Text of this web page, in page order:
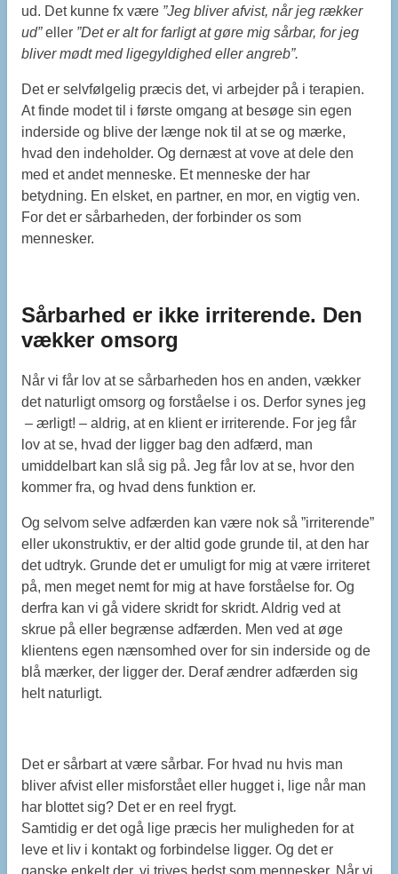
ud. Det kunne fx være ”Jeg bliver afvist, når jeg rækker
ud”eller ”Det er alt for farligt at gøre mig sårbar, for jeg
bliver mødt med ligegyldighed eller angreb”.
Det er selvfølgelig præcis det, vi arbejder på i terapien.
At finde modet til i første omgang at besøge sin egen
inderside og blive der længe nok til at se og mærke,
hvad den indeholder. Og dernæst at vove at dele den
med et andet menneske. Et menneske der har
betydning. En elsket, en partner, en mor, en vigtig ven.
For det er sårbarheden, der forbinder os som
mennesker.
Sårbarhed er ikke irriterende. Den
vækker omsorg
Når vi får lov at se sårbarheden hos en anden, vækker
det naturligt omsorg og forståelse i os. Derfor synes jeg
– ærligt! – aldrig, at en klient er irriterende. For jeg får
lov at se, hvad der ligger bag den adfærd, man
umiddelbart kan slå sig på. Jeg får lov at se, hvor den
kommer fra, og hvad dens funktion er.
Og selvom selve adfærden kan være nok så ”irriterende”
eller ukonstruktiv, er der altid gode grunde til, at den har
det udtryk. Grunde det er umuligt for mig at være irriteret
på, men meget nemt for mig at have forståelse for. Og
derfra kan vi gå videre skridt for skridt. Aldrig ved at
skrue på eller begrænse adfærden. Men ved at øge
klientens egen nænsomhed over for sin inderside og de
blå mærker, der ligger der. Deraf ændrer adfærden sig
helt naturligt.
Det er sårbart at være sårbar. For hvad nu hvis man
bliver afvist eller misforstået eller hugget i, lige når man
har blottet sig? Det er en reel frygt.
Samtidig er det ogå lige præcis her muligheden for at
leve et liv i kontakt og forbindelse ligger. Og det er